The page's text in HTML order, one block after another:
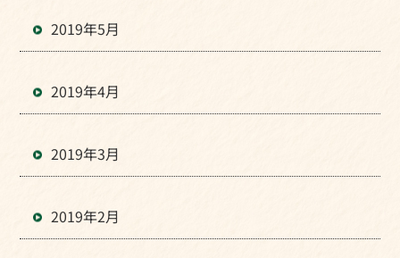
2019年5月
2019年4月
2019年3月
2019年2月